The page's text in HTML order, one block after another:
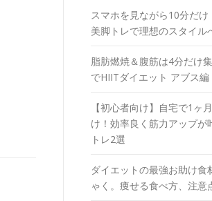
スマホを見ながら10分だけ
美脚トレで理想のスタイル
脂肪燃焼＆腹筋は4分だけ
でHIITダイエット アブス編
【初心者向け】自宅で1ヶ
け！効率良く筋力アップが
トレ2選
ダイエットの最強お助け食
ゃく。痩せる食べ方、注意